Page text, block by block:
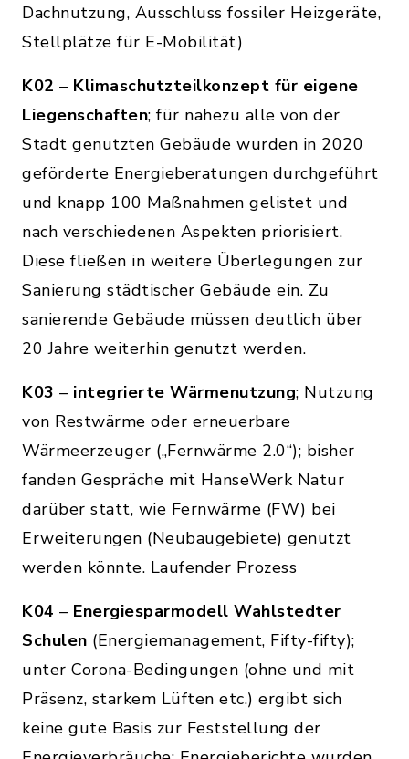
Dachnutzung, Ausschluss fossiler Heizgeräte,
Stellplätze für E-Mobilität)
K02 – Klimaschutzteilkonzept für eigene
Liegenschaften; für nahezu alle von der
Stadt genutzten Gebäude wurden in 2020
geförderte Energieberatungen durchgeführt
und knapp 100 Maßnahmen gelistet und
nach verschiedenen Aspekten priorisiert.
Diese fließen in weitere Überlegungen zur
Sanierung städtischer Gebäude ein. Zu
sanierende Gebäude müssen deutlich über
20 Jahre weiterhin genutzt werden.
K03 – integrierte Wärmenutzung; Nutzung
von Restwärme oder erneuerbare
Wärmeerzeuger („Fernwärme 2.0“); bisher
fanden Gespräche mit HanseWerk Natur
darüber statt, wie Fernwärme (FW) bei
Erweiterungen (Neubaugebiete) genutzt
werden könnte. Laufender Prozess
K04 – Energiesparmodell Wahlstedter
Schulen (Energiemanagement, Fifty-fifty);
unter Corona-Bedingungen (ohne und mit
Präsenz, starkem Lüften etc.) ergibt sich
keine gute Basis zur Feststellung der